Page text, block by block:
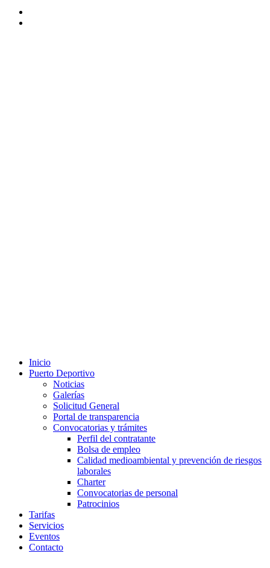
Inicio
Puerto Deportivo
Noticias
Galerías
Solicitud General
Portal de transparencia
Convocatorias y trámites
Perfil del contratante
Bolsa de empleo
Calidad medioambiental y prevención de riesgos
laborales
Charter
Convocatorias de personal
Patrocinios
Tarifas
Servicios
Eventos
Contacto